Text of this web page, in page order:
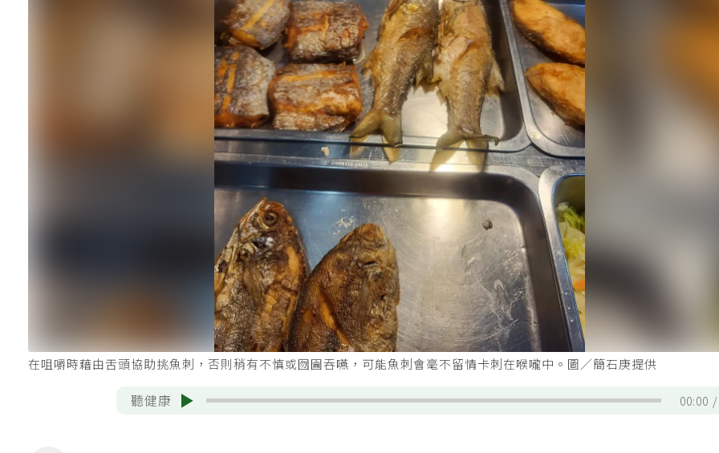
在咀嚼時藉由舌頭協助挑魚刺，否則稍有不慎或囫圇吞嚥，可能魚刺會毫不留情卡刺在喉嚨中。圖／簡石庚提供
聽健康 00:00